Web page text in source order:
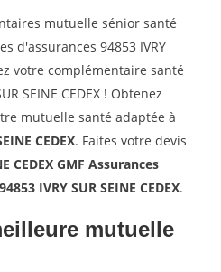
mutuelle sénior santé
d'assurances 94853 IVRY
votre complémentaire santé
SEINE CEDEX ! Obtenez
mutuelle santé adaptée à
CEDEX. Faites votre devis
CEDEX GMF Assurances
IVRY SUR SEINE CEDEX.
mutuelle